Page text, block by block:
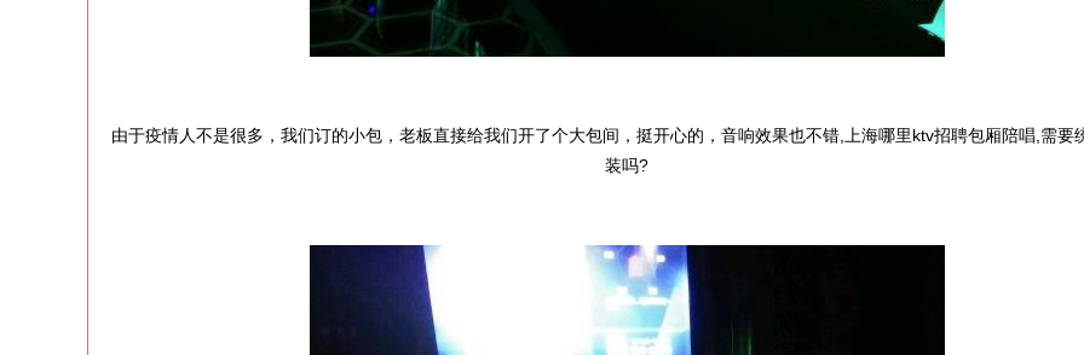
由于疫情人不是很多，我们订的小包，老板直接给我们开了个大包间，挺开心的，音响效果也不错,上海哪里ktv招聘包厢陪唱,需要
装吗?